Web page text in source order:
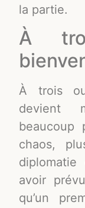
la partie.
À
À trois
devient
chaos,
avoir
qu’un